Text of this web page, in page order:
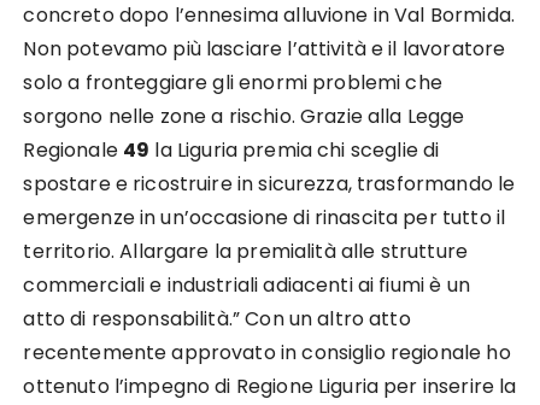
concreto dopo l’ennesima alluvione in Val Bormida.
Non potevamo più lasciare l’attività e il lavoratore
solo a fronteggiare gli enormi problemi che
sorgono nelle zone a rischio. Grazie alla Legge
Regionale 49 la Liguria premia chi sceglie di
spostare e ricostruire in sicurezza, trasformando le
emergenze in un’occasione di rinascita per tutto il
territorio. Allargare la premialità alle strutture
commerciali e industriali adiacenti ai fiumi è un
atto di responsabilità.” Con un altro atto
recentemente approvato in consiglio regionale ho
ottenuto l’impegno di Regione Liguria per inserire la